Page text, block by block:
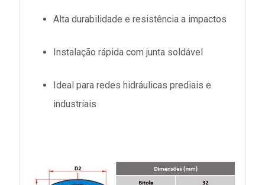
Alta durabilidade e resistência a impactos
Instalação rápida com junta soldável
Ideal para redes hidráulicas prediais e
industriais